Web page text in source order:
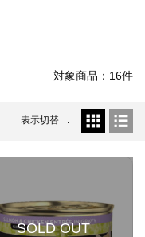
対象商品：16件
表示切替
SOLD OUT